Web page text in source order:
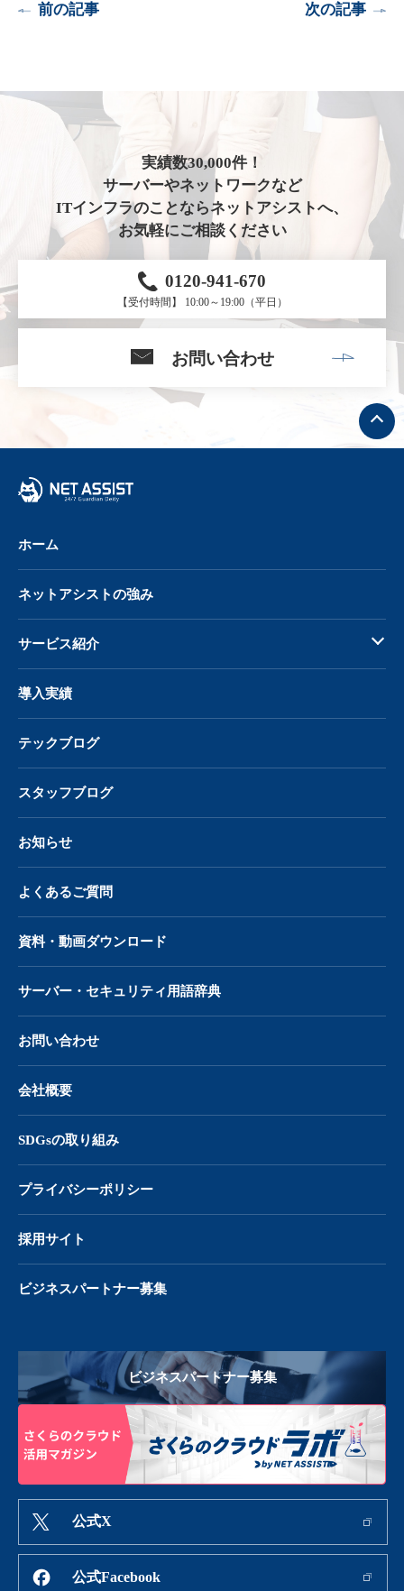
前の記事 次の記事
実績数30,000件！
サーバーやネットワークなど
ITインフラのことならネットアシストへ、
お気軽にご相談ください
0120-941-670
【受付時間】 10:00～19:00（平日）
お問い合わせ
ト
ッ
プ
へ
ホーム
ネットアシストの強み
サービス紹介
導入実績
テックブログ
スタッフブログ
お知らせ
よくあるご質問
資料・動画ダウンロード
サーバー・ セキュリティ用語辞典
お問い合わせ
会社概要
SDGsの取り組み
プライバシーポリシー
採用サイト
ビジネスパートナー募集
ビジネスパートナー募集
公式X
公式Facebook